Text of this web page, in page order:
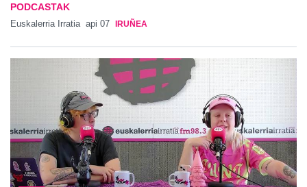
PODCASTAK
Euskalerria Irratia api 07 IRUÑEA